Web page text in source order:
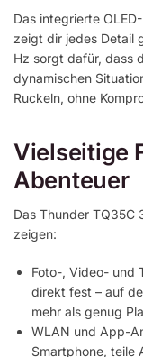
Das integrierte
zeigt dir jedes Detail
Hz sorgt dafür, dass
dynamischen
Ruckeln, ohne
Vielseitige
Abenteuer
Das Thunder TQ35C
zeigen:
Foto-, Video- und
direkt fest – auf
mehr als genug
WLAN und App-
Smartphone, teile